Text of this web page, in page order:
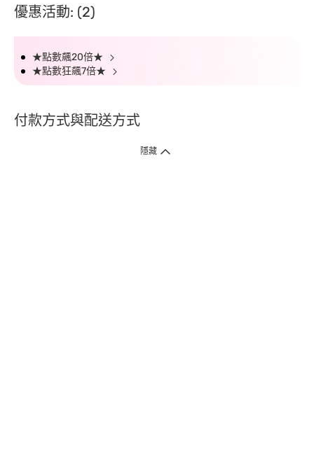
優惠活動: (2)
★點數飆20倍★
★點數狂飆7倍★
付款方式與配送方式
隱藏